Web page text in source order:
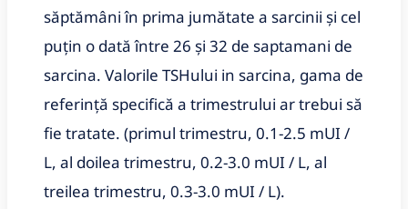
săptămâni în prima jumătate a sarcinii și cel
puțin o dată între 26 și 32 de saptamani de
sarcina. Valorile TSHului in sarcina, gama de
referință specifică a trimestrului ar trebui să
fie tratate. (primul trimestru, 0.1-2.5 mUI /
L, al doilea trimestru, 0.2-3.0 mUI / L, al
treilea trimestru, 0.3-3.0 mUI / L).